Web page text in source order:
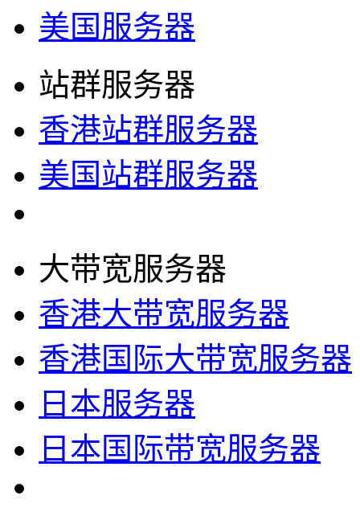
美国服务器
站群服务器
香港站群服务器
美国站群服务器
大带宽服务器
香港大带宽服务器
香港国际大带宽服务器
日本服务器
日本国际带宽服务器